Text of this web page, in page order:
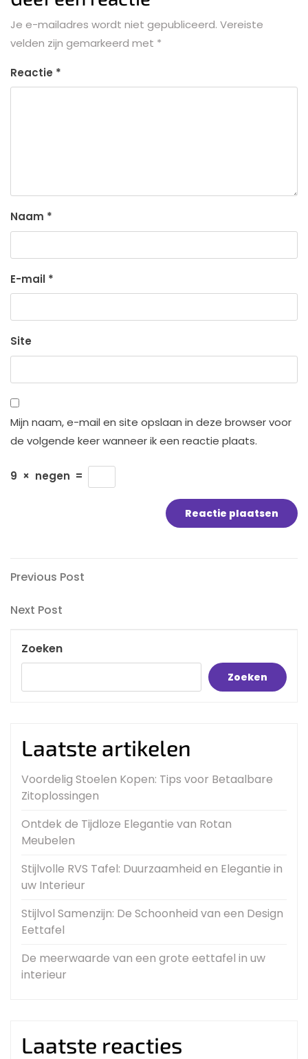
Je e-mailadres wordt niet gepubliceerd. Vereiste
velden zijn gemarkeerd met *
Reactie *
Naam *
E-mail *
Site
Mijn naam, e-mail en site opslaan in deze browser voor
de volgende keer wanneer ik een reactie plaats.
9 × negen =
Bericht
navigatie
Previous
Previous Post
Next
Next Post
Zoeken
Zoeken
Laatste artikelen
Voordelig Stoelen Kopen: Tips voor Betaalbare
Zitoplossingen
Ontdek de Tijdloze Elegantie van Rotan
Meubelen
Stijlvolle RVS Tafel: Duurzaamheid en Elegantie in
uw Interieur
Stijlvol Samenzijn: De Schoonheid van een Design
Eettafel
De meerwaarde van een grote eettafel in uw
interieur
Laatste reacties